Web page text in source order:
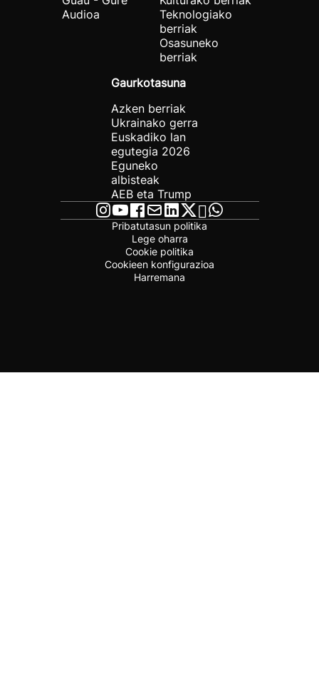
Audioa
Teknologiako
berriak
Osasuneko
berriak
Gaurkotasuna
Azken berriak
Ukrainako gerra
Euskadiko lan
egutegia 2026
Eguneko
albisteak
AEB eta Trump
Pribatutasun politika
Lege oharra
Cookie politika
Cookieen konfigurazioa
Harremana